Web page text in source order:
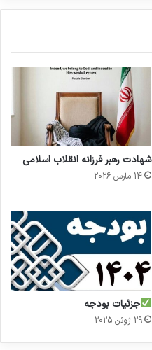
شهادت رهبر فرزانه انقلاب اسلامی
14 مارس 2026
جزئیات بودجه
29 ژوئن 2025